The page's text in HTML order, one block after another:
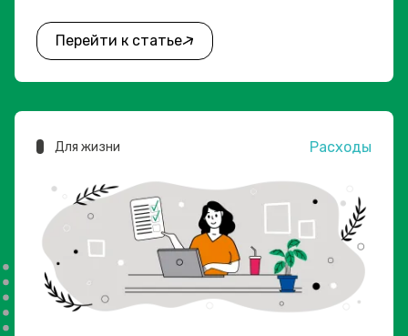
Перейти к статье
Для жизни Расходы